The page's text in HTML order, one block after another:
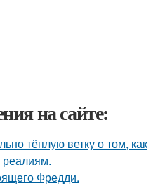
на сайте:
тёплую ветку о том, как
Фредди.